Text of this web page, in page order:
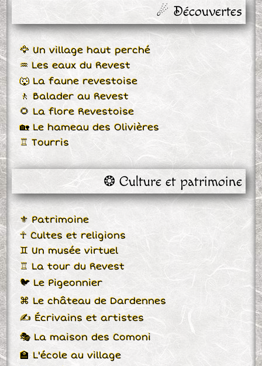
☄ Découvertes
🦅 Un village haut perché
♒ Les eaux du Revest
🐺 La faune revestoise
🚶 Balader au Revest
🌻 La flore Revestoise
🏡 Le hameau des Olivières
♖ Tourris
❂ Culture et patrimoine
⚜ Patrimoine
☥ Cultes et religions
♊ Un musée virtuel
♖ La tour du Revest
🐦 Le Pigeonnier
⌘ Le château de Dardennes
✍ Écrivains et artistes
🎭 La maison des Comoni
🏫 L'école au village